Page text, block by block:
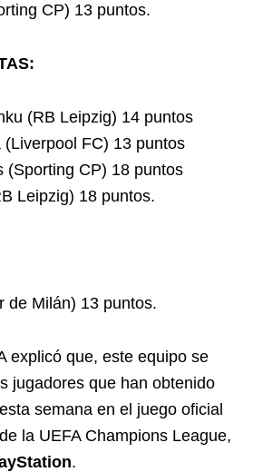
CP) 13 puntos.
(RB Leipzig) 14 puntos
FC) 13 puntos
(Sporting CP) 18 puntos
Leipzig) 18 puntos.
de Milán) 13 puntos.
explicó que, este equipo se
jugadores que han obtenido
semana en el juego oficial
de la UEFA Champions League,
.